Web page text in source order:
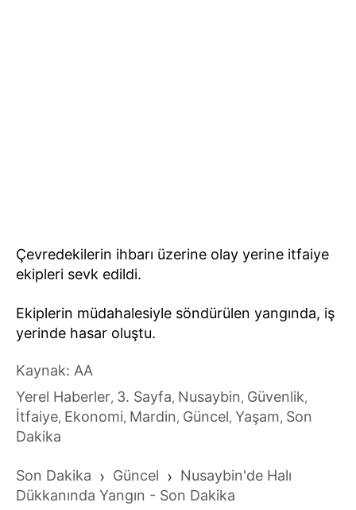
Çevredekilerin ihbarı üzerine olay yerine itfaiye
ekipleri sevk edildi.
Ekiplerin müdahalesiyle söndürülen yangında, iş
yerinde hasar oluştu.
Kaynak: AA
Yerel Haberler, 3. Sayfa, Nusaybin, Güvenlik,
İtfaiye, Ekonomi, Mardin, Güncel, Yaşam, Son
Dakika
Son Dakika › Güncel › Nusaybin'de Halı
Dükkanında Yangın - Son Dakika